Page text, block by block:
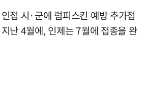
접 시·군에 럼피스킨 예방 추가접
난 4월에, 인제는 7월에 접종을 완